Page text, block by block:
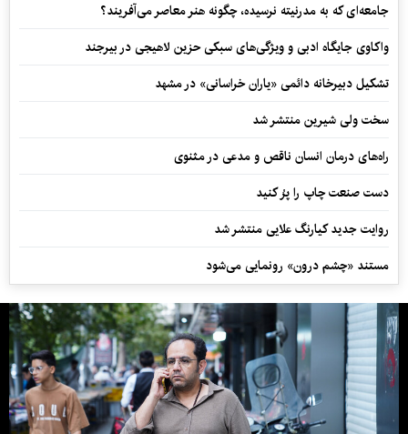
جامعه‌ای که به مدرنیته نرسیده، چگونه هنر معاصر می‌آفریند؟
واکاوی جایگاه ادبی و ویژگی‌های سبکی حزین لاهیجی در بیرجند
تشکیل دبیرخانه دائمی «یاران خراسانی» در مشهد
سخت ولی شیرین منتشر شد
راه‌های درمان انسان ناقص و مدعی در مثنوی
دست صنعت چاپ را پرُ کنید
روایت جدید کیارنگ علایی منتشر شد
مستند «چشم درون» رونمایی می‌شود